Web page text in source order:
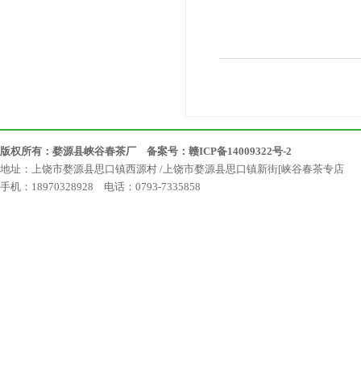
版权所有：婺源县峡谷春茶厂 备案号： 赣ICP备14009322号-2
地址：上饶市婺源县思口镇西源村 /上饶市婺源县思口镇新街[峡谷春茶专店
手机：18970328928 电话：0793-7335858